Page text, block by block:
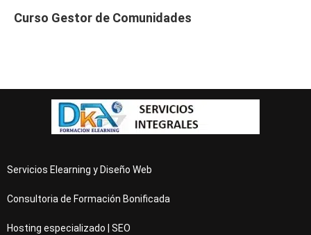
Curso Gestor de Comunidades
Servicios Elearning y Diseño Web
Consultoria de Formación Bonificada
Hosting especializado | SEO